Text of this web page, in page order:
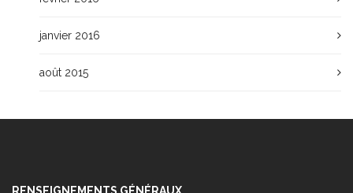
janvier 2016
août 2015